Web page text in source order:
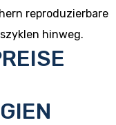
reproduzierbare
hinweg.